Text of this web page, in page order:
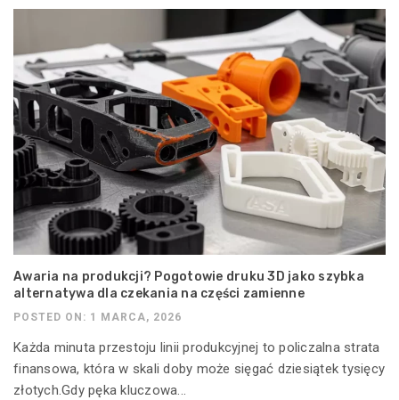
Awaria na produkcji? Pogotowie druku 3D jako szybka
alternatywa dla czekania na części zamienne
POSTED ON: 1 MARCA, 2026
Każda minuta przestoju linii produkcyjnej to policzalna strata
finansowa, która w skali doby może sięgać dziesiątek tysięcy
złotych.Gdy pęka kluczowa...